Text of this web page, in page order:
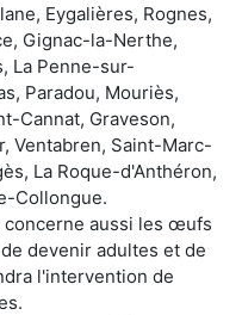
Eygalières, Rognes,
Gignac-la-Nerthe,
La Penne-sur-
Paradou, Mouriès,
Cannat, Graveson,
Ventabren, Saint-Marc-
La Roque-d'Anthéron,
Collongue.
concerne aussi les œufs
devenir adultes et de
l'intervention de